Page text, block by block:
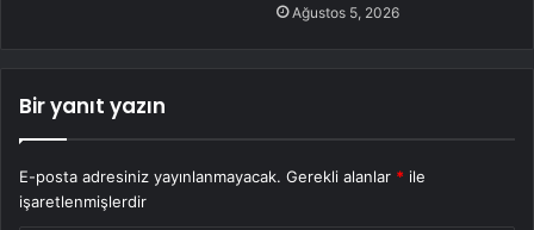
Ağustos 5, 2026
Bir yanıt yazın
E-posta adresiniz yayınlanmayacak. Gerekli alanlar * ile
işaretlenmişlerdir